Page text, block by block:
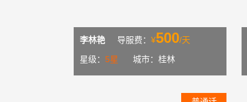
李林艳 导服费： ¥500/天
星级： 5星 城市：桂林